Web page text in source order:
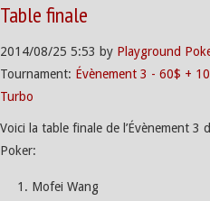
Table finale
2014/08/25 5:53 by Playground
Tournament: Évènement 3 - 60$ +
Turbo
Voici la table finale de l’Évènement
Poker:
Mofei Wang